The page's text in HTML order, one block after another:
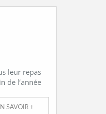
leur repas
de l’année
SAVOIR +